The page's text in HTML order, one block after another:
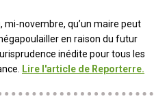
mi-novembre, qu’un maire peut
en raison du futur
inédite pour tous les
Lire l'article de Reporterre.